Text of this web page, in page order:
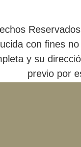
con fines
y su
previo por